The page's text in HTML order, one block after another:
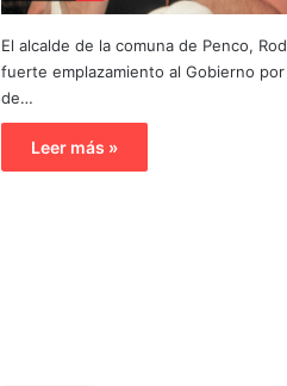
El alcalde de la comuna de Penco,
fuerte emplazamiento al Gobierno
de…
Leer más »